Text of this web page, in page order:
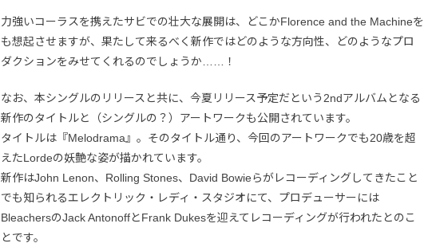
力強いコーラスを携えたサビでの壮大な展開は、どこかFlorence and the Machineを
も想起させますが、果たして来るべく新作ではどのような方向性、どのようなプロ
ダクションをみせてくれるのでしょうか……！
なお、本シングルのリリースと共に、今夏リリース予定だという2ndアルバムとなる
新作のタイトルと（シングルの？）アートワークも公開されています。
タイトルは『Melodrama』。そのタイトル通り、今回のアートワークでも20歳を超
えたLordeの妖艶な姿が描かれています。
新作はJohn Lenon、Rolling Stones、David Bowieらがレコーディングしてきたこと
でも知られるエレクトリック・レディ・スタジオにて、プロデューサーには
BleachersのJack AntonoffとFrank Dukesを迎えてレコーディングが行われたとのこ
とです。